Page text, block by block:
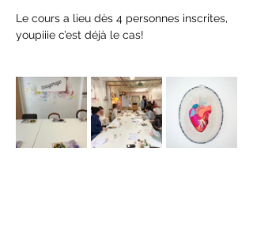
Le cours a lieu dès 4 personnes inscrites,
youpiiie c’est déjà le cas!